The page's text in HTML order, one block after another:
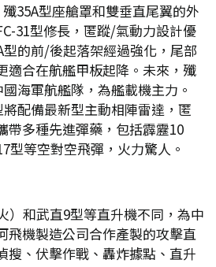
35A型座艙罩和雙垂直尾翼的外
31型修長，匿蹤/氣動力設計優
的前/後起落架經過強化，尾部
適合在航艦甲板起降。未來，殲
海軍航艦隊，為艦載機主力。
配備最新型主動相陣雷達，匿
帶多種先進彈藥，包括霹靂10
型等空對空飛彈，火力驚人。
）和武直9型等直升機不同，為中
飛機製造公司合作產製的攻擊直
搜、伏擊作戰、轟炸據點、直升